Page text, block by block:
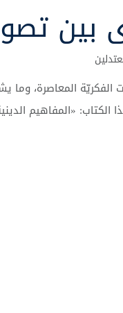
بين
الفكريّة المعاصرة، وما
الكتاب: «المفاهيم